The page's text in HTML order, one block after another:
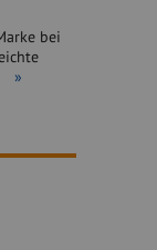
bei
»